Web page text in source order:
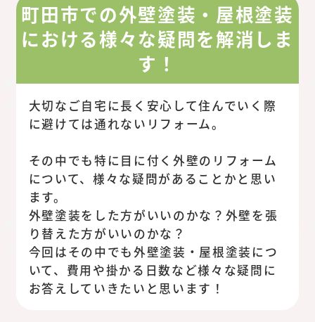
町田市での外壁塗装・屋根塗装
における様々な疑問を解消しま
す！
大切なご自宅に長く安心して住んでいく際
に避けては通れないリフォーム。
その中でも特に目に付く外壁のリフォーム
について、様々な疑問があることかと思い
ます。
外壁塗装をした方がいいのかな？外壁を張
り替えた方がいいのかな？
今回はその中でも外壁塗装・屋根塗装につ
いて、費用や掛かる日数など様々な疑問に
お答えしていきたいと思います！